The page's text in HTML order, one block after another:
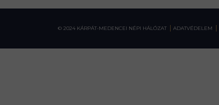
© 2024 KÁRPÁT-MEDENCEI NÉPI HÁLÓZAT ADATVÉDELEM